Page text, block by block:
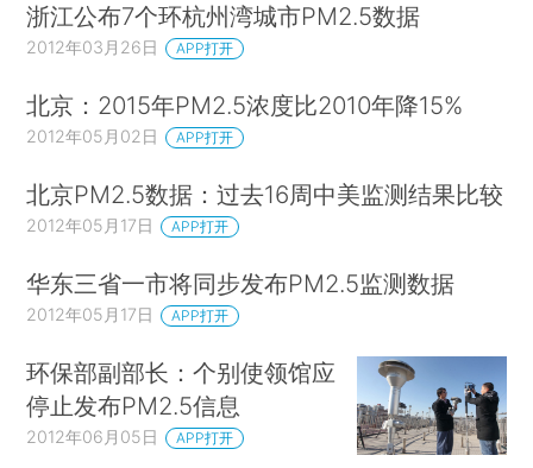
浙江公布7个环杭州湾城市PM2.5数据
2012年03月26日 APP打开
北京：2015年PM2.5浓度比2010年降15%
2012年05月02日 APP打开
北京PM2.5数据：过去16周中美监测结果比较
2012年05月17日 APP打开
华东三省一市将同步发布PM2.5监测数据
2012年05月17日 APP打开
环保部副部长：个别使领馆应
停止发布PM2.5信息
2012年06月05日 APP打开